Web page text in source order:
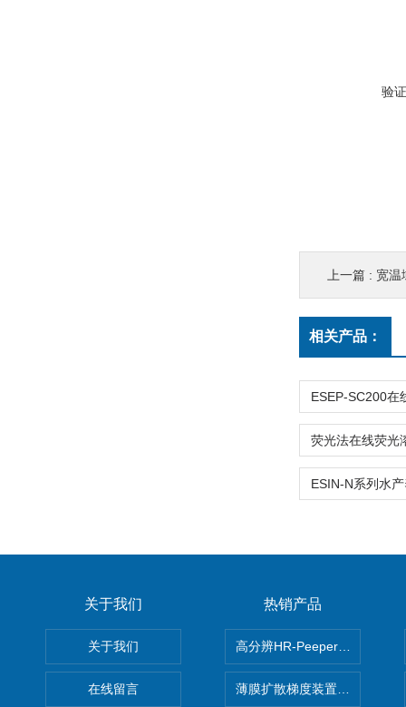
验
上一篇 : 宽温
相关产品：
关于我们
关于我们
在线留言
热销产品
高分辨HR-Peeper采样器孔隙
薄膜扩散梯度装置 Agl DGT